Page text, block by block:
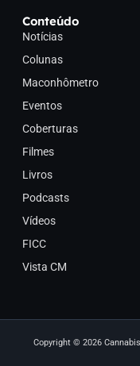
Conteúdo
Notícias
Colunas
Maconhômetro
Eventos
Coberturas
Filmes
Livros
Podcasts
Vídeos
FICC
Vista CM
Copyright © 2026